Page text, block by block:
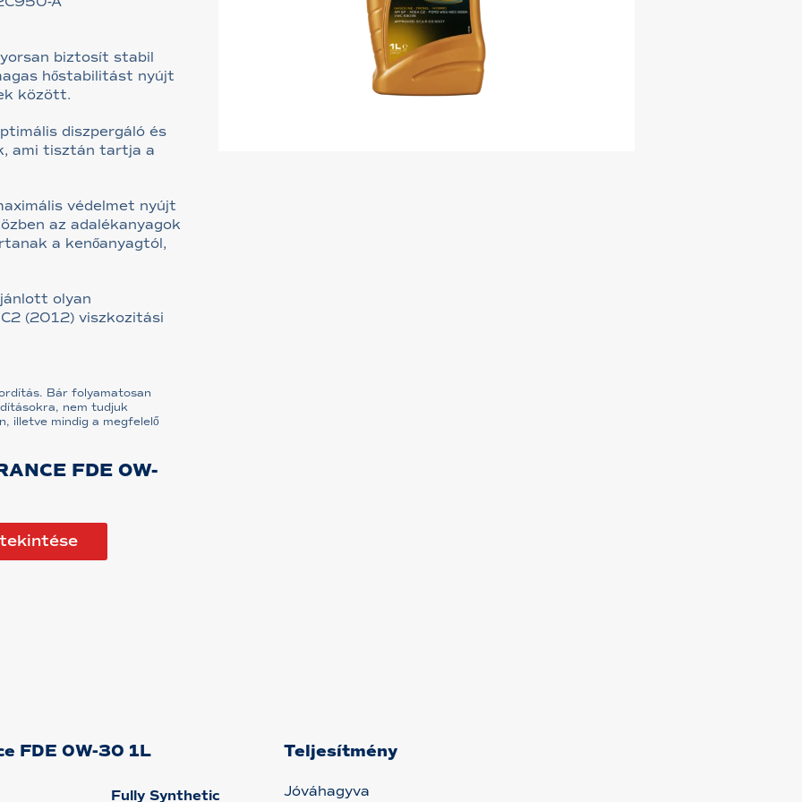
biztosít stabil
hőstabilitást nyújt
között.
diszpergáló és
ami tisztán tartja a
védelmet nyújt
az adalékanyagok
a kenőanyagtól,
olyan
(2012) viszkozitási
Bár folyamatosan
nem tudjuk
illetve mindig a megfelelő
FDE 0W-
FDE 0W-30 1L
Fully Synthetic
Teljesítmény
Jóváhagyva